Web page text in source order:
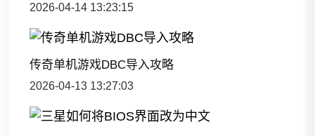
2026-04-14 13:23:15
传奇单机游戏DBC导入攻略
2026-04-13 13:27:03